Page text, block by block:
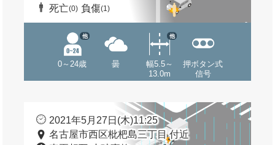
死亡(0) 負傷(1)
0～24歳
他
曇
幅5.5～
13.0m
他
押ボタン式
信号
2021年5月27日(木)11:25
名古屋市西区枇杷島三丁目 付近